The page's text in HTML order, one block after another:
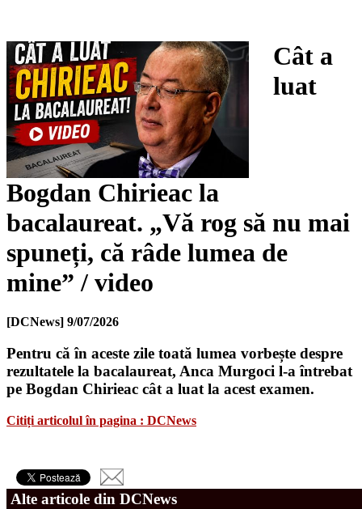
Cât a
luat
Bogdan Chirieac la
bacalaureat. „Vă rog să nu mai
spuneți, că râde lumea de
mine” / video
[DCNews] 9/07/2026
Pentru că în aceste zile toată lumea vorbește despre
rezultatele la bacalaureat, Anca Murgoci l-a întrebat
pe Bogdan Chirieac cât a luat la acest examen.
Citiți articolul în pagina : DCNews
Alte articole din DCNews